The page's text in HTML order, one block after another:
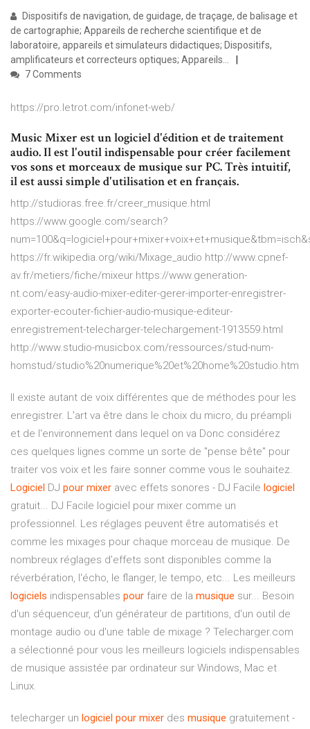
Dispositifs de navigation, de guidage, de traçage, de balisage et
de cartographie; Appareils de recherche scientifique et de
laboratoire, appareils et simulateurs didactiques; Dispositifs,
amplificateurs et correcteurs optiques; Appareils…
7 Comments
https://pro.letrot.com/infonet-web/
Music Mixer est un logiciel d'édition et de traitement
audio. Il est l'outil indispensable pour créer facilement
vos sons et morceaux de musique sur PC. Très intuitif,
il est aussi simple d'utilisation et en français.
http://studioras.free.fr/creer_musique.html
https://www.google.com/search?
https://fr.wikipedia.org/wiki/Mixage_audio http://www.cpnef-
av.fr/metiers/fiche/mixeur https://www.generation-
nt.com/easy-audio-mixer-editer-gerer-importer-enregistrer-
exporter-ecouter-fichier-audio-musique-editeur-
enregistrement-telecharger-telechargement-1913559.html
http://www.studio-musicbox.com/ressources/stud-num-
homstud/studio%20numerique%20et%20home%20studio.htm
Il existe autant de voix différentes que de méthodes pour les
enregistrer. L'art va être dans le choix du micro, du préampli
et de l'environnement dans lequel on va Donc considérez
ces quelques lignes comme un sorte de "pense bête" pour
traiter vos voix et les faire sonner comme vous le souhaitez.
Logiciel DJ pour mixer avec effets sonores - DJ Facile logiciel
gratuit... DJ Facile logiciel pour mixer comme un
professionnel. Les réglages peuvent être automatisés et
comme les mixages pour chaque morceau de musique. De
nombreux réglages d'effets sont disponibles comme la
réverbération, l'écho, le flanger, le tempo, etc... Les meilleurs
logiciels indispensables pour faire de la musique sur... Besoin
d'un séquenceur, d'un générateur de partitions, d'un outil de
montage audio ou d'une table de mixage ? Telecharger.com
a sélectionné pour vous les meilleurs logiciels indispensables
de musique assistée par ordinateur sur Windows, Mac et
Linux.
telecharger un logiciel pour mixer des musique gratuitement -